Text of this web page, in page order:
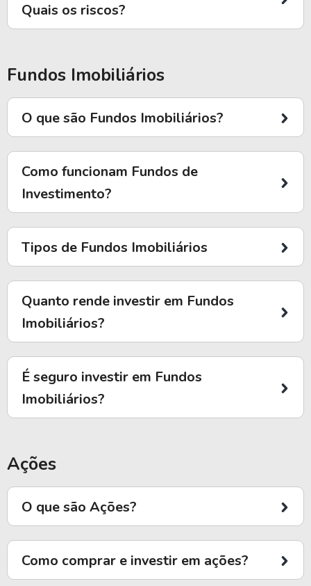
Quais os riscos?
Fundos Imobiliários
O que são Fundos Imobiliários?
Como funcionam Fundos de
Investimento?
Tipos de Fundos Imobiliários
Quanto rende investir em Fundos
Imobiliários?
É seguro investir em Fundos
Imobiliários?
Ações
O que são Ações?
Como comprar e investir em ações?